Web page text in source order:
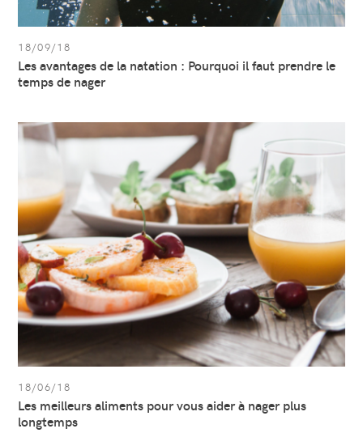
18/09/18
Les avantages de la natation : Pourquoi il faut prendre le
temps de nager
Afficher
l’article:
pour
vous
aider
à
nager
plus
longtemps
18/06/18
Les meilleurs aliments pour vous aider à nager plus
longtemps